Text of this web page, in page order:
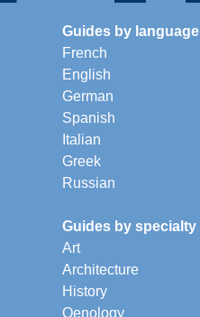
Guides by language
French
English
German
Spanish
Italian
Greek
Russian
Guides by specialty
Art
Architecture
History
Oenology